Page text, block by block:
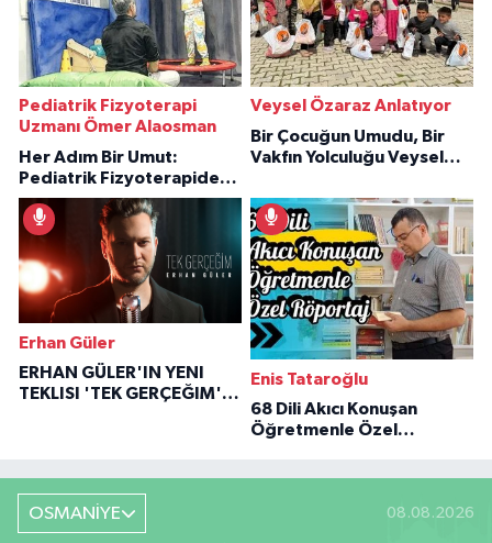
Pediatrik Fizyoterapi
Uzmanı Ömer Alaosman
Her Adım Bir Umut:
Pediatrik Fizyoterapiden
İlham Veren Hikâyeler
Veysel Özaraz Anlatıyor
Bir Çocuğun Umudu, Bir
Vakfın Yolculuğu Veysel
Erhan Güler
ERHAN GÜLER'IN YENI
TEKLISI 'TEK GERÇEĞIM'LE
Enis Tataroğlu
68 Dili Akıcı Konuşan
Öğretmenle Özel
OSMANİYE 08.08.2026